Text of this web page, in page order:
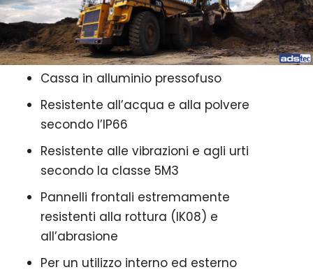
Cassa in alluminio pressofuso
Resistente all’acqua e alla polvere
secondo l’IP66
Resistente alle vibrazioni e agli urti
secondo la classe 5M3
Pannelli frontali estremamente
resistenti alla rottura (IK08) e
all’abrasione
Per un utilizzo interno ed esterno